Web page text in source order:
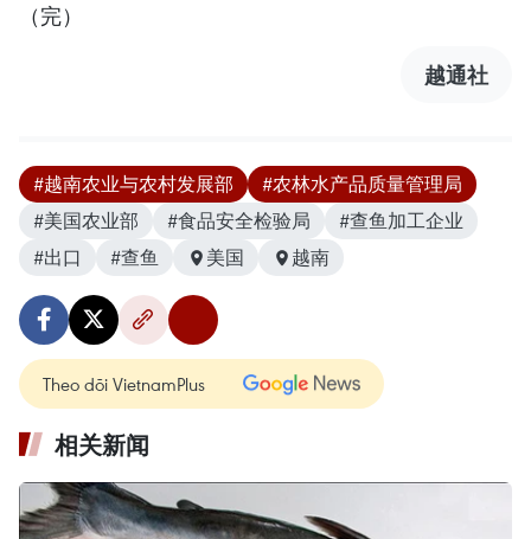
（完）
越通社
#越南农业与农村发展部
#农林水产品质量管理局
#美国农业部
#食品安全检验局
#查鱼加工企业
#出口
#查鱼 美国 越南
Theo dõi VietnamPlus
相关新闻